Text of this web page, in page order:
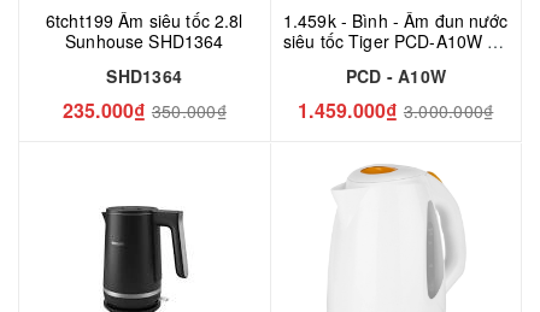
6tcht199 Ấm siêu tốc 2.8l
Sunhouse SHD1364
SHD1364
235.000₫ 350.000₫
1.459k - Bình - Ấm đun nước
siêu tốc Tiger PCD-A10W - 1
PCD - A10W
1.459.000₫ 3.000.000₫